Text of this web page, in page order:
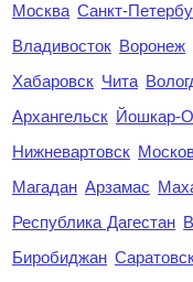
Москва Санкт-
Владивосток Воронеж
Хабаровск Чита
Архангельск Йошкар-
Нижневартовск
Магадан Арзамас
Республика Дагестан
Биробиджан